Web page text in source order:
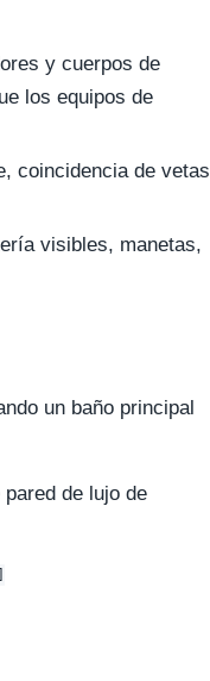
y cuerpos de
los equipos de
coincidencia de vetas
visibles, manetas,
un baño principal
de lujo de